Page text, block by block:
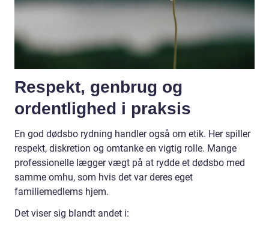
Respekt, genbrug og
ordentlighed i praksis
En god dødsbo rydning handler også om etik. Her spiller
respekt, diskretion og omtanke en vigtig rolle. Mange
professionelle lægger vægt på at rydde et dødsbo med
samme omhu, som hvis det var deres eget
familiemedlems hjem.
Det viser sig blandt andet i: